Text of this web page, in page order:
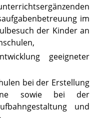
im
der Kinder an
geeigneter
bei der Erstellung
sowie bei der
und